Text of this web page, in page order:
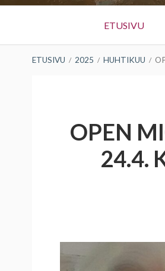
valikko
ETUSIVU
MURUPOLKU
ETUSIVU 2025 HUHTIKUU
OPEN
24.4.